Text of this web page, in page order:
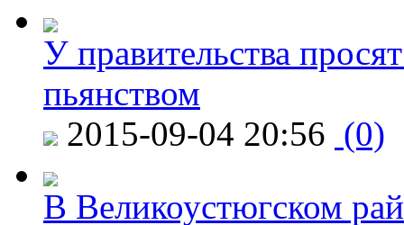
У правительства
пьянством
2015-09-04 20:56 (0)
В Великоустюгском